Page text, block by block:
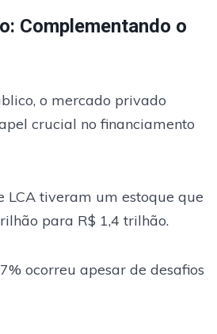
Complementando o
o mercado privado
crucial no financiamento
LCA tiveram um estoque que
para R$ 1,4 trilhão.
ocorreu apesar de desafios